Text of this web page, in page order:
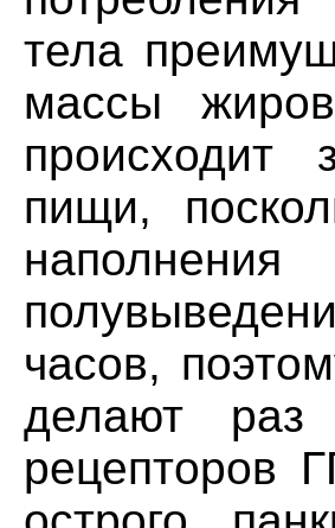
тела
массы
происходит
пищи,
часов,
делают раз
рецепторов